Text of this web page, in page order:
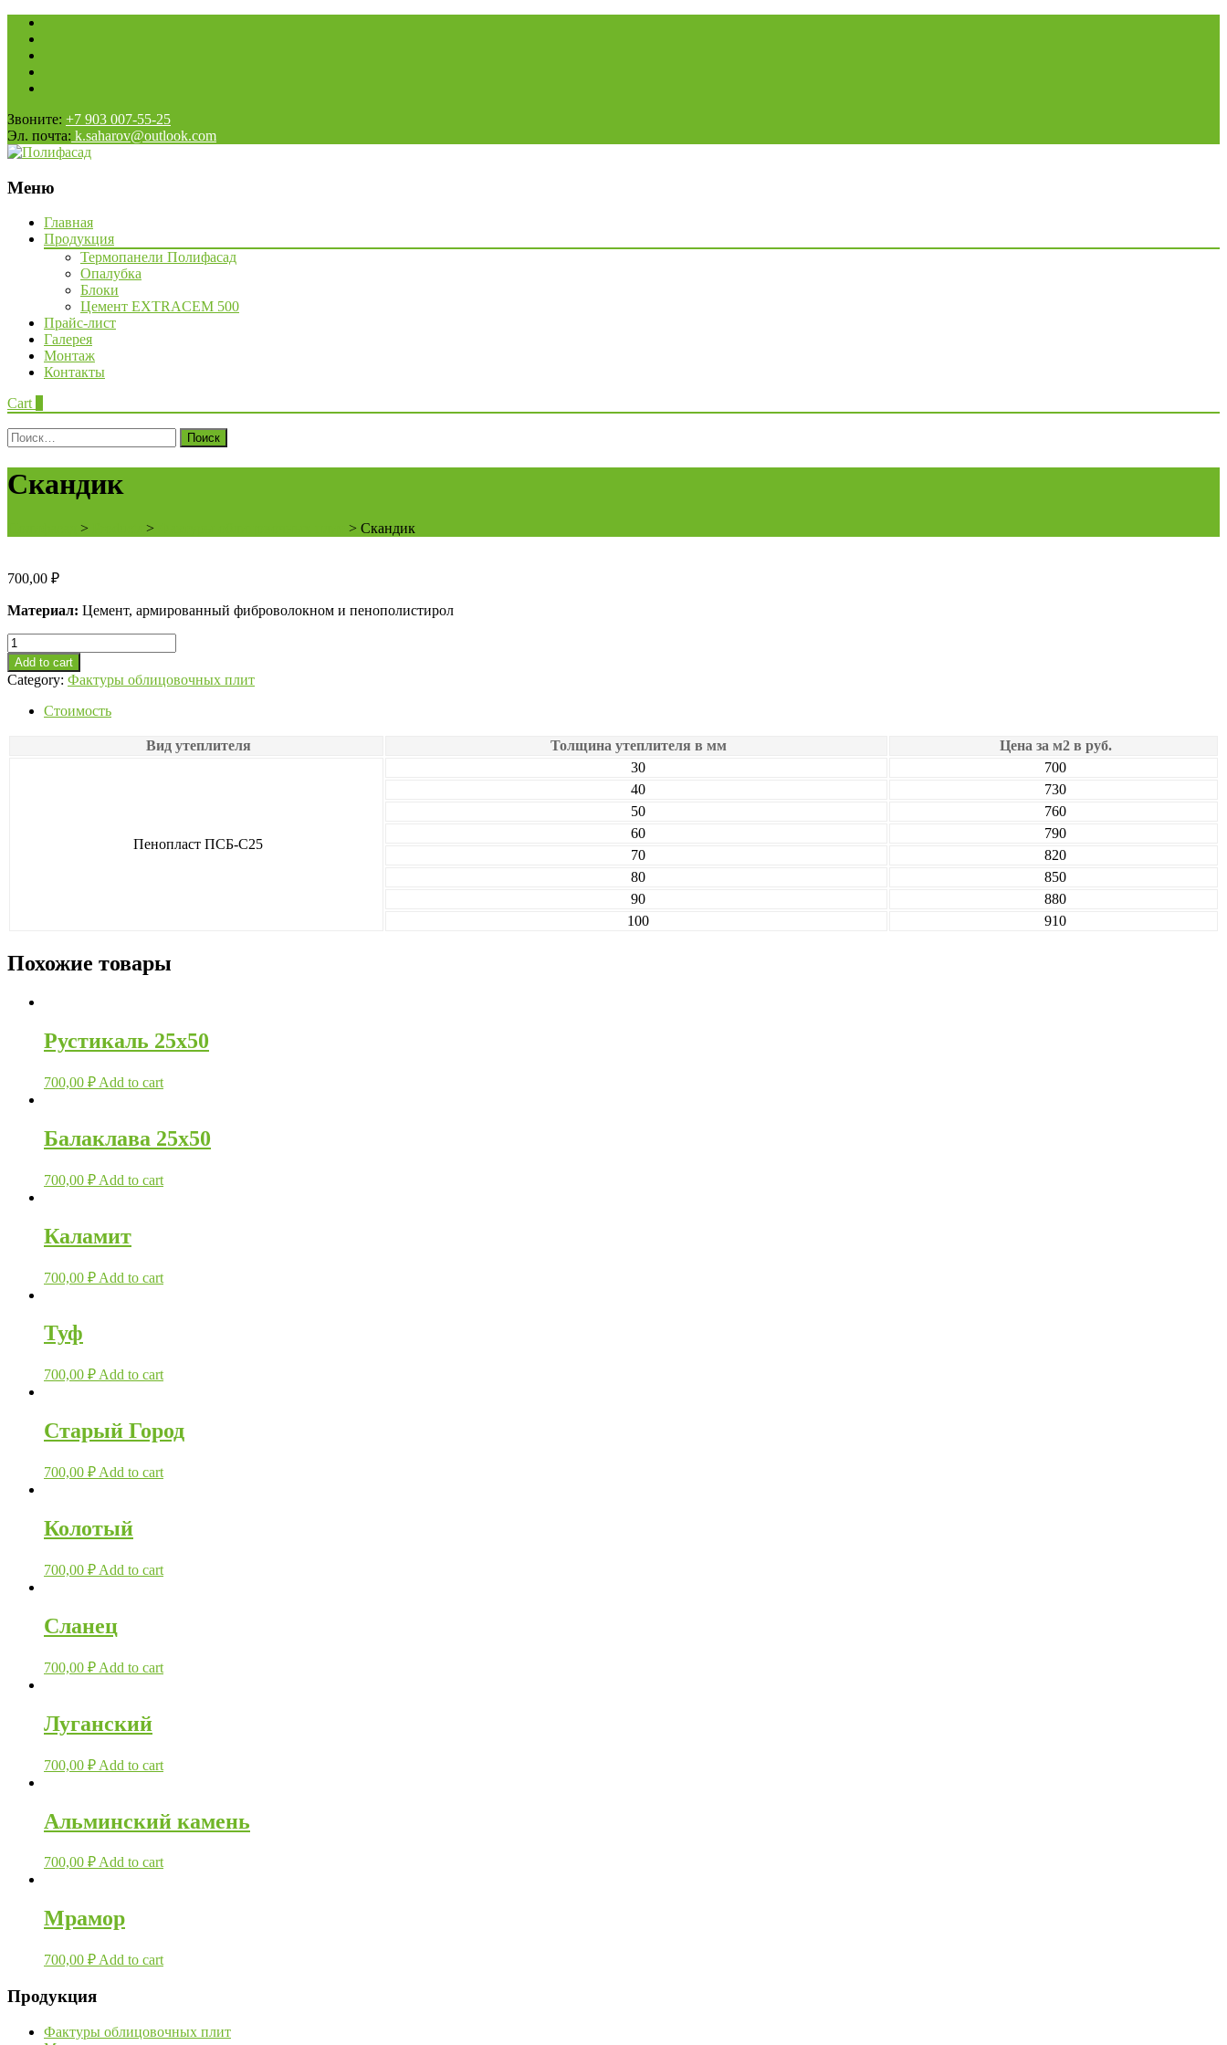
Звоните: +7 903 007-55-25
Эл. почта: k.saharov@outlook.com
Меню
НаверхГлавная
Продукция
Термопанели Полифасад
Опалубка
Блоки
Цемент EXTRACEM 500
Прайс-лист
Галерея
Монтаж
Контакты
Cart
Поиск
для:
Скандик
> > > Скандик
700,00 ₽
Материал: Цемент, армированный фиброволокном и пенополистирол
Скандик
quantity
Add to cart
Category: Фактуры облицовочных плит
Стоимость
Вид утеплителя Толщина утеплителя в мм Цена за м2 в руб.
Пенопласт ПСБ-С25
30
700
40
730
50
760
60
790
70
820
80
850
90
880
100
910
Похожие товары
Рустикаль 25х50
700,00 ₽ Add to cart
Балаклава 25х50
700,00 ₽ Add to cart
Каламит
700,00 ₽ Add to cart
Туф
700,00 ₽ Add to cart
Старый Город
700,00 ₽ Add to cart
Колотый
700,00 ₽ Add to cart
Сланец
700,00 ₽ Add to cart
Луганский
700,00 ₽ Add to cart
Альминский камень
700,00 ₽Add to cart
Мрамор
700,00 ₽ Add to cart
Продукция
Фактуры облицовочных плит